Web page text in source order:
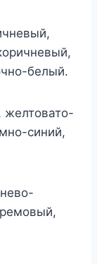
белый.
желтовато-
синий,